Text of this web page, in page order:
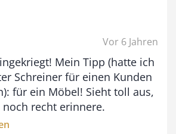
b
i
s
Vor 6 Jahren
Mein Tipp (hatte ich
Schreiner für einen Kunden
für ein Möbel! Sieht toll aus,
recht erinnere.